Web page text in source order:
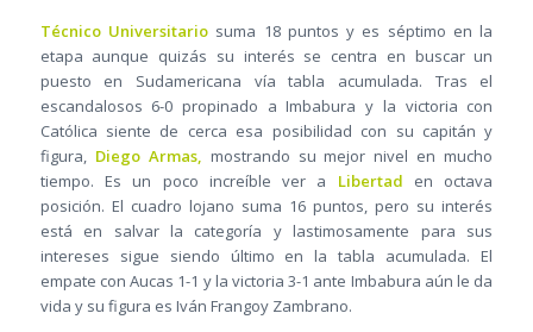
Técnico Universitariosuma 18 puntos y es séptimo en la
etapa aunque quizás su interés se centra en buscar un
puesto en Sudamericana vía tabla acumulada. Tras el
escandalosos 6-0 propinado a Imbabura y la victoria con
Católica siente de cerca esa posibilidad con su capitán y
figura, Diego Armas, mostrando su mejor nivel en mucho
tiempo. Es un poco increíble ver a Libertad en octava
posición. El cuadro lojano suma 16 puntos, pero su interés
está en salvar la categoría y lastimosamente para sus
intereses sigue siendo último en la tabla acumulada. El
empate con Aucas 1-1 y la victoria 3-1 ante Imbabura aún le da
vida y su figura es Iván Frangoy Zambrano.